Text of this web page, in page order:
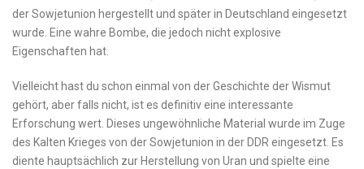
der Sowjetunion hergestellt und später in Deutschland eingesetzt
wurde. Eine wahre Bombe, die jedoch nicht explosive
Eigenschaften hat.
Vielleicht hast du schon einmal von der ⁣Geschichte der‍ Wismut
gehört, aber falls nicht, ist es definitiv eine interessante
Erforschung wert. Dieses ungewöhnliche Material⁣ wurde im Zuge
⁢des Kalten Krieges von der Sowjetunion in der DDR eingesetzt. Es
diente hauptsächlich zur Herstellung von Uran und spielte eine